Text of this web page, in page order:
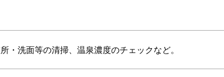
・洗面等の清掃、温泉濃度のチェックなど。